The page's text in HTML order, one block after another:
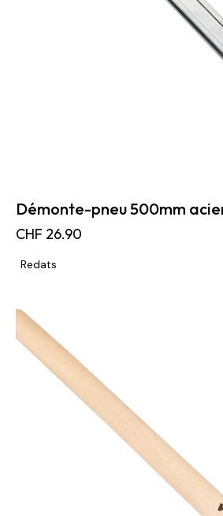
Démonte-pneu 500mm
CHF 26.90
Redats